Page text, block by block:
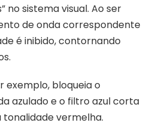
no sistema visual. Ao ser
de onda correspondente
é inibido, contornando
exemplo, bloqueia o
azulado e o filtro azul corta
vermelha.